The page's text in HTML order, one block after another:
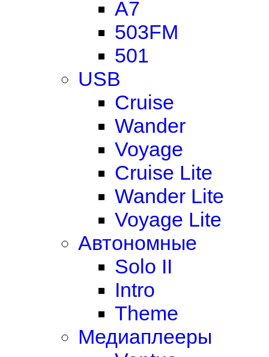
A7
503FM
501
USB
Cruise
Wander
Voyage
Cruise Lite
Wander Lite
Voyage Lite
Автономные
Solo II
Intro
Theme
Медиаплееры